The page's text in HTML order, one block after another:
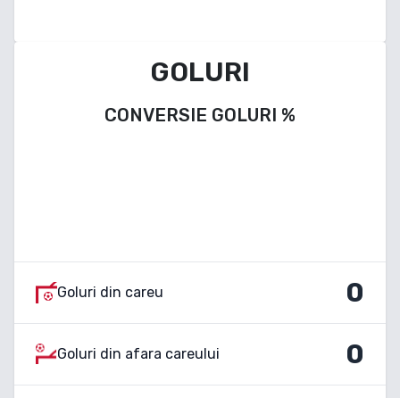
GOLURI
CONVERSIE GOLURI %
Goluri din careu 0
Goluri din afara careului 0